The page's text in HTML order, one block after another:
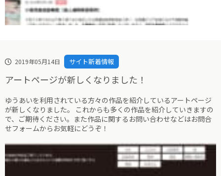
2019年05月14日 サイト新着情報
アートページが新しくなりました！
ゆうあいを利用されている方々の作品を紹介しているアートページ
が新しくなりました。 これからも多くの作品を紹介していきますの
で、ご期待ください。また作品に関するお問い合わせなどはお問合
せフォームからお気軽にどうぞ！